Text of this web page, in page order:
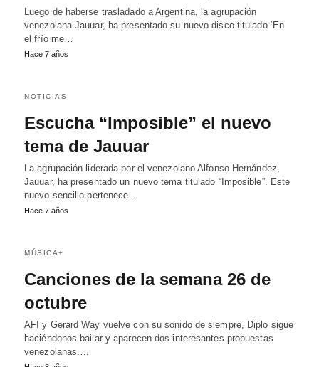
Luego de haberse trasladado a Argentina, la agrupación
venezolana Jauuar, ha presentado su nuevo disco titulado ‘En
el frío me…
Hace 7 años
NOTICIAS
Escucha “Imposible” el nuevo
tema de Jauuar
La agrupación liderada por el venezolano Alfonso Hernández,
Jauuar, ha presentado un nuevo tema titulado “Imposible”. Este
nuevo sencillo pertenece…
Hace 7 años
MÚSICA+
Canciones de la semana 26 de
octubre
AFI y Gerard Way vuelve con su sonido de siempre, Diplo sigue
haciéndonos bailar y aparecen dos interesantes propuestas
venezolanas.…